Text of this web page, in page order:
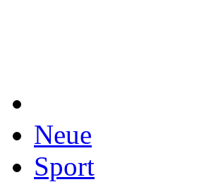
Neue
Sport